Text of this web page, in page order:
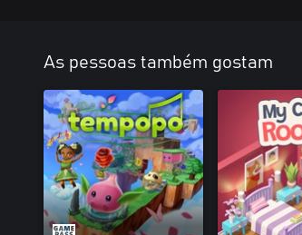
As pessoas também gostam